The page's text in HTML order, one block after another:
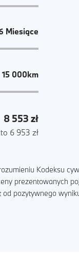
Miesiące
15 000km
8 553 zł
6 953 zł
Kodeksu
prezentowanych
pozytywnego